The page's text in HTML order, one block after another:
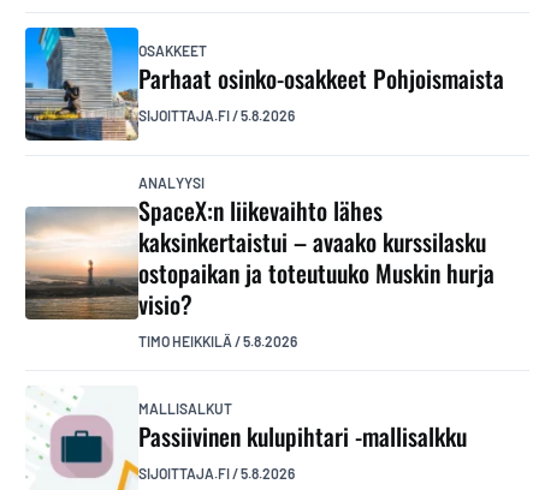
OSAKKEET
Parhaat osinko-osakkeet Pohjoismaista
SIJOITTAJA.FI/5.8.2026
ANALYYSI
SpaceX:n liikevaihto lähes
kaksinkertaistui – avaako kurssilasku
ostopaikan ja toteutuuko Muskin hurja
visio?
TIMO HEIKKILÄ /5.8.2026
MALLISALKUT
Passiivinen kulupihtari -mallisalkku
SIJOITTAJA.FI/5.8.2026